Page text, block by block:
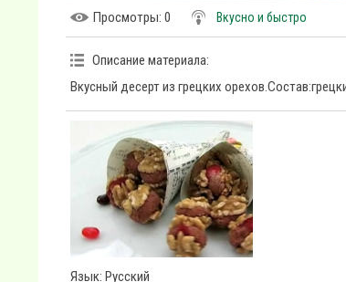
Просмотры: 0 Вкусно и быстро
Описание материала:
Вкусный десерт из грецких
Язык: Русский